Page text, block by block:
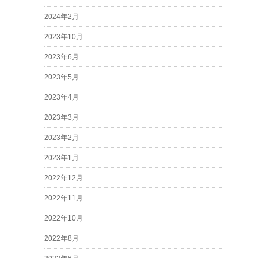
2024年2月
2023年10月
2023年6月
2023年5月
2023年4月
2023年3月
2023年2月
2023年1月
2022年12月
2022年11月
2022年10月
2022年8月